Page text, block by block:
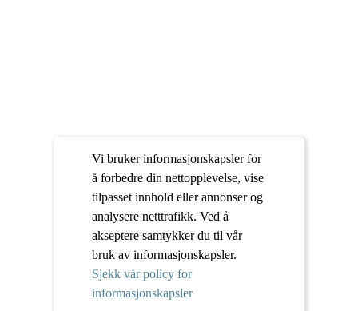
Vi bruker informasjonskapsler for
å forbedre din nettopplevelse, vise
tilpasset innhold eller annonser og
analysere netttrafikk. Ved å
akseptere samtykker du til vår
bruk av informasjonskapsler.
Sjekk vår policy for
informasjonskapsler